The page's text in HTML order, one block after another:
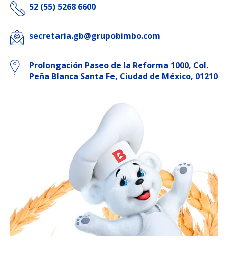
Comités
Código de Gobierno Corporativo
52 (55) 5268 6600
secretaria.gb@grupobimbo.com
Prolongación Paseo de la Reforma 1000, Col.
Peña Blanca Santa Fe, Ciudad de México, 01210